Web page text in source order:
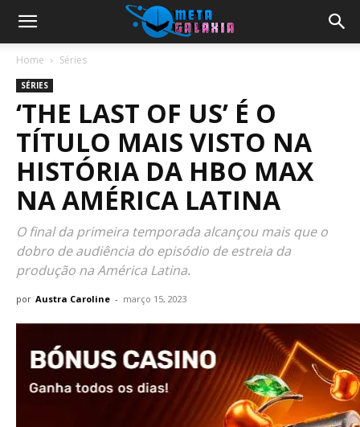
Home Séries
SÉRIES
‘THE LAST OF US’ É O
TÍTULO MAIS VISTO NA
HISTÓRIA DA HBO MAX
NA AMÉRICA LATINA
O final da primeira temporada alcançou mais que o
dobro de audiência do episódio de estreia da
produção na América Latina.
por Austra Caroline - março 15, 2023